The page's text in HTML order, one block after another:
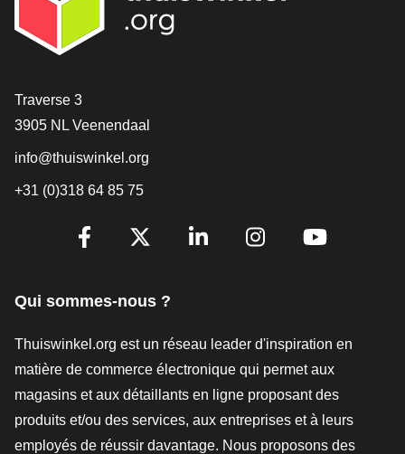
[_General:Contact]
Traverse 3
3905 NL Veenendaal
info@thuiswinkel.org
+31 (0)318 64 85 75
[_General:SocialMediaTitle]
Qui sommes-nous ?
Thuiswinkel.org est un réseau leader d'inspiration en
matière de commerce électronique qui permet aux
magasins et aux détaillants en ligne proposant des
produits et/ou des services, aux entreprises et à leurs
employés de réussir davantage. Nous proposons des